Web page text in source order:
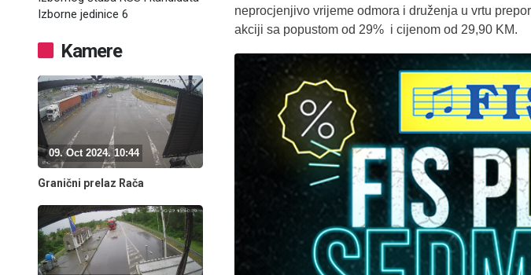
Izborne jedinice 6
Kamere
09. Oct 2024. 10:44
Granični prelaz Rača
neprocjenjivo vrijeme odmora i druženja u vrtu
akciji sa popustom od 29% i cijenom od 29,90 KM.